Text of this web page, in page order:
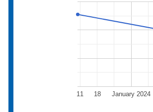
January 2024
11 18